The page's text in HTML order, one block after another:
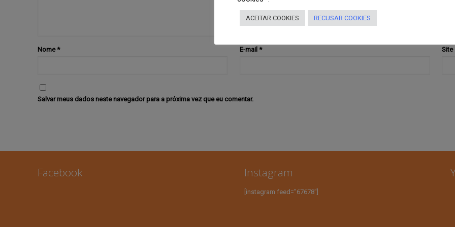
Nome * E-mail * Site
Salvar meus dados neste navegador para a próxima vez que eu comentar.
Facebook Instagram
[instagram feed="67678"]
ACEITAR COOKIES RECUSAR COOKIES